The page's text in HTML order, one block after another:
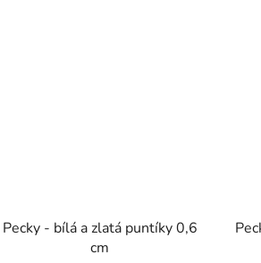
Pecky - bílá a zlatá puntíky 0,6
cm